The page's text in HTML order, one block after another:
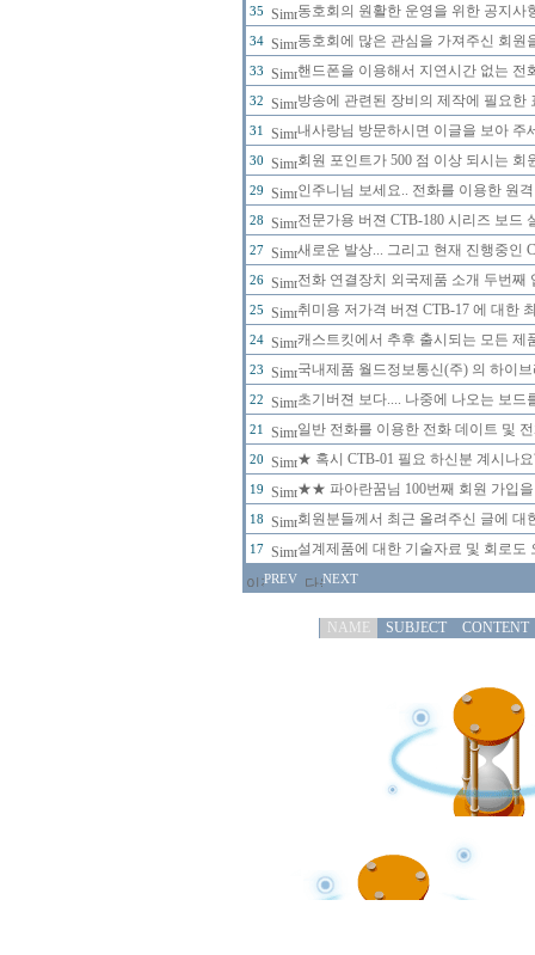
35 동호회의 원활한 운영을 위한 공지사
34 동호회에 많은 관심을 가져주신 회
33 핸드폰을 이용해서 지연시간 없는
32 방송에 관련된 장비의 제작에 필요
31 내사랑님 방문하시면 이글을 보아 주
30 회원 포인트가 500 점 이상 되시는 회
29 인주니님 보세요.. 전화를 이용한 원
28 전문가용 버젼 CTB-180 시리즈 보드
27 새로운 발상... 그리고 현재 진행중인
26 전화 연결장치 외국제품 소개 두번째
25 취미용 저가격 버젼 CTB-17 에 대한
24 캐스트킷에서 추후 출시되는 모든
23 국내제품 월드정보통신(주) 의 하이
22 초기버젼 보다.... 나중에 나오는 보
21 일반 전화를 이용한 전화 데이트 및
20 ★ 혹시 CTB-01 필요 하신분 계시나
19 ★★ 파아란꿈님 100번째 회원 가입
18 회원분들께서 최근 올려주신 글에
17 설계제품에 대한 기술자료 및 회로도
PREV NEXT